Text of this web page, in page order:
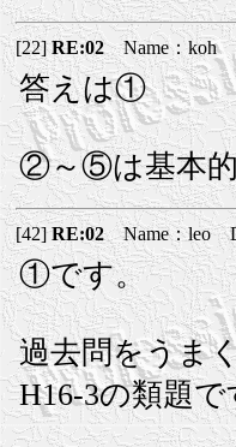
[22]RE:02Name：koh
答えは①
②～⑤は基本
[42]RE:02Name：leo
①です。
過去問をうま
H16-3の類題で